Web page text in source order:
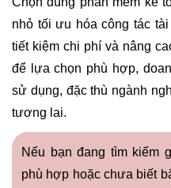
nhỏ tối ưu hóa công tác
tiết kiệm chi phí và nâng
để lựa chọn phù hợp,
sử dụng, đặc thù ngành
tương lai.
Nếu bạn đang tìm kiếm
phù hợp hoặc chưa biết